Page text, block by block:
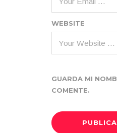
WEBSITE
GUARDA MI
COMENTE.